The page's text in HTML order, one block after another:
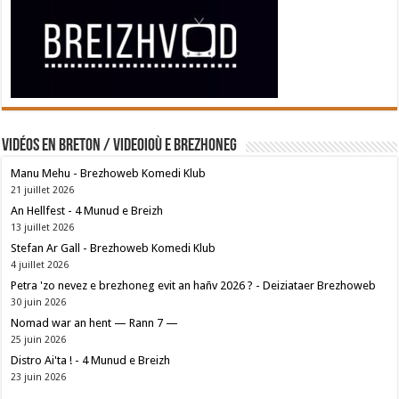
Vidéos en breton / Videoioù e brezhoneg
Manu Mehu - Brezhoweb Komedi Klub
21 juillet 2026
An Hellfest - 4 Munud e Breizh
13 juillet 2026
Stefan Ar Gall - Brezhoweb Komedi Klub
4 juillet 2026
Petra 'zo nevez e brezhoneg evit an hañv 2026 ? - Deiziataer Brezhoweb
30 juin 2026
Nomad war an hent — Rann 7 —
25 juin 2026
Distro Ai'ta ! - 4 Munud e Breizh
23 juin 2026